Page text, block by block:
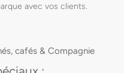
avec vos clients.
cafés & Compagnie